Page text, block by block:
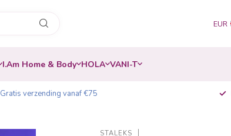
EUR
I.Am Home & Body HOLA VANI-T
Gratis verzending vanaf €75
STALEKS